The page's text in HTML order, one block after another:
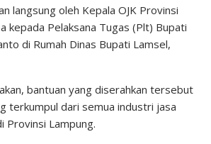
langsung oleh Kepala OJK Provinsi
kepada Pelaksana Tugas (Plt) Bupati
di Rumah Dinas Bupati Lamsel,
bantuan yang diserahkan tersebut
terkumpul dari semua industri jasa
Provinsi Lampung.